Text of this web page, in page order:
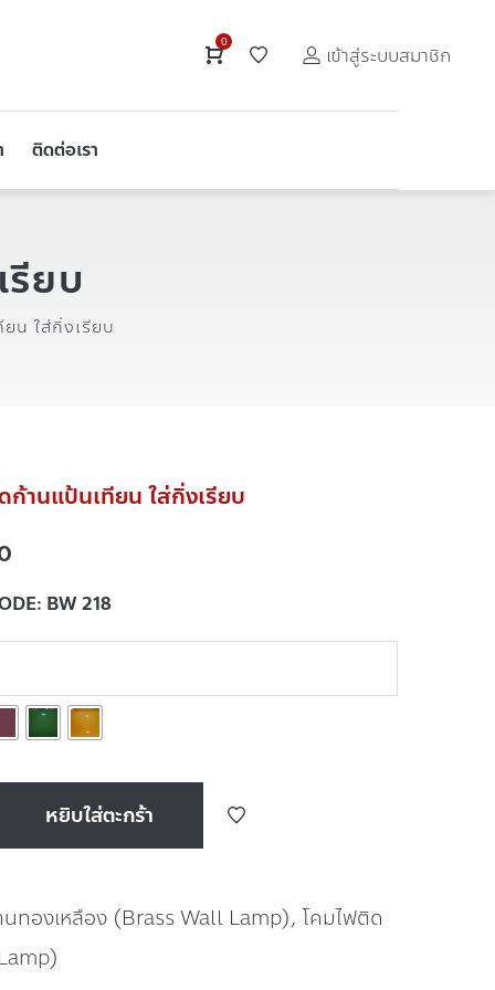
0
เข้าสู่ระบบสมาชิก
ติดต่อเรา
ยบ
น ใส่กิ่งเรียบ
ก้านแป้นเทียน ใส่กิ่งเรียบ
BW 218
หยิบใส่ตะกร้า
นทองเหลือง (Brass Wall Lamp), โคมไฟติด